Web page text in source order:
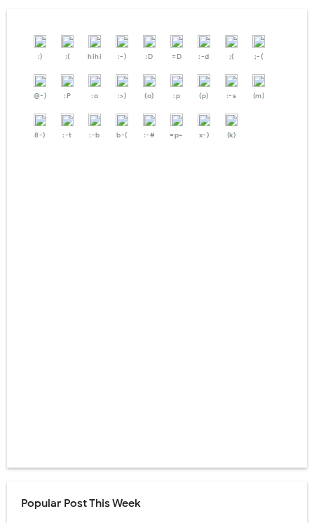
:) :( hihi :-) :D =D :-d ;( ;-(
@-) :P :o :>) (o) :p (p) :-s (m)
8-) :-t :-b b-( :-# =p~ x-) (k)
Popular Post This Week